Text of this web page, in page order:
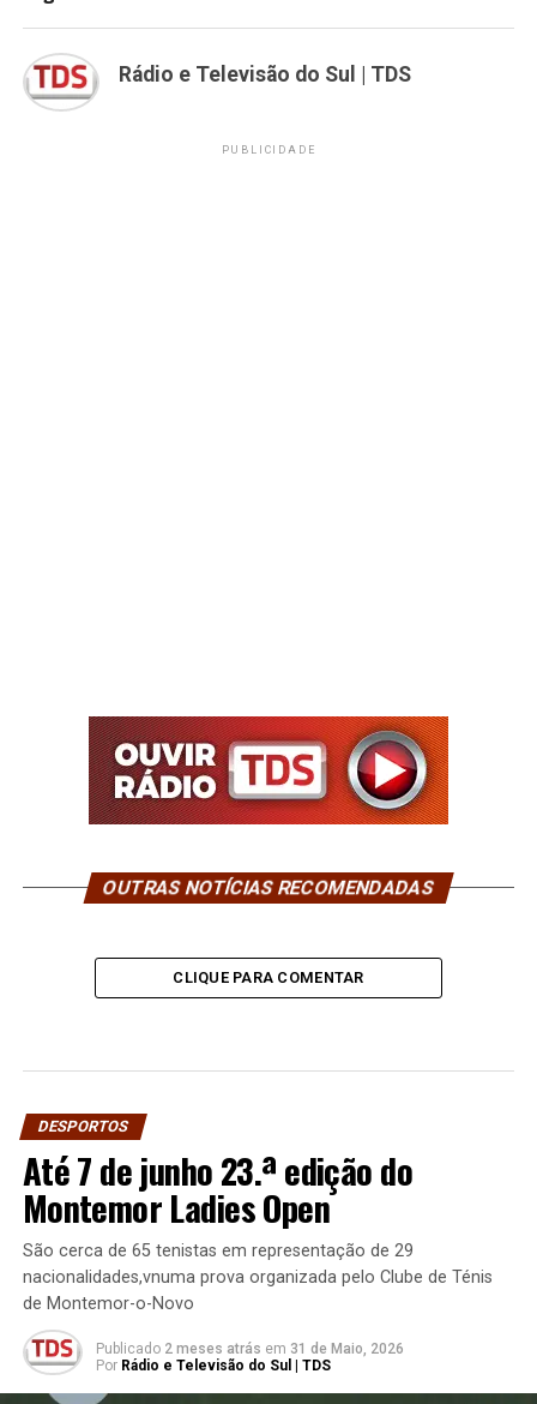
Rádio e Televisão do Sul | TDS
PUBLICIDADE
OUTRAS NOTÍCIAS RECOMENDADAS
CLIQUE PARA COMENTAR
DESPORTOS
Até 7 de junho 23.ª edição do
Montemor Ladies Open
São cerca de 65 tenistas em representação de 29
nacionalidades,vnuma prova organizada pelo Clube de Ténis
de Montemor-o-Novo
Publicado 2 meses atrás em 31 de Maio, 2026
Por Rádio e Televisão do Sul | TDS